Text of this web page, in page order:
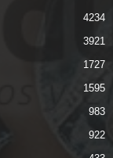
4234
3921
1727
1595
983
922